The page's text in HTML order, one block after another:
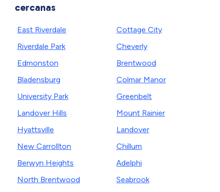
cercanas
East Riverdale
Riverdale Park
Edmonston
Bladensburg
University Park
Landover Hills
Hyattsville
New Carrollton
Berwyn Heights
North Brentwood
Cottage City
Cheverly
Brentwood
Colmar Manor
Greenbelt
Mount Rainier
Landover
Chillum
Adelphi
Seabrook